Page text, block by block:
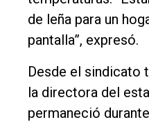
de leña para un
pantalla”, expresó.
Desde el sindicato
la directora del
permaneció